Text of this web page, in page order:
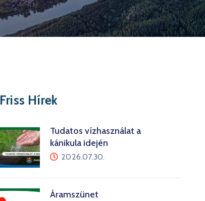
Friss Hírek
Tudatos vízhasználat a
kánikula idején
2026.07.30.
Áramszünet